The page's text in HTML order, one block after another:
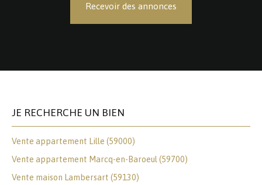
Recevoir des annonces
JE RECHERCHE UN BIEN
Vente appartement Lille (59000)
Vente appartement Marcq-en-Baroeul (59700)
Vente maison Lambersart (59130)